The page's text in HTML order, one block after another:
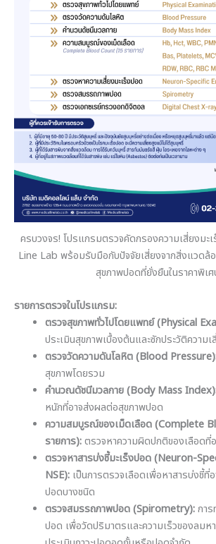
ครบวงจร! โปรแกรมตรวจคัดกรองความเสี่ยงมะ
Line Lab พร้อมรับมือกับปัจจัยเสี่ยงจากสิ่งแวดล้
สุขภาพปอดที่ยั่งยืนในราคาพิเ
รายการตรวจในโปรแกรม:
ตรวจสุขภาพทั่วไปโดยแพทย์ (Physical
ประเมินสุขภาพเบื้องต้นและซักประวัติความเ
ตรวจวัดความดันโลหิต (Blood
สุขภาพโดยรวม
คำนวณดัชนีมวลกาย (Body Mass
หนักที่อาจส่งผลต่อสุขภาพปอด
ความสมบูรณ์ของเม็ดเลือด (Complete
รายการ):ตรวจหาความผิดปกติของเลือดที่
ตรวจหาสารบ่งชี้มะเร็งปอด (Neuron-
NSE):เป็นการตรวจเลือดเพื่อหาสารบ่งชี้ที่อ
ปอดบางชนิด
ตรวจสมรรถภาพปอด (Spirometry):การ
ปอด เพื่อวัดปริมาตรและความเร็วของลมห